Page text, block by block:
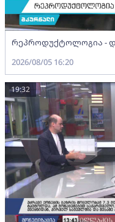
რეპროდუქტოლოგია -
2026/08/05 16:20
19:32